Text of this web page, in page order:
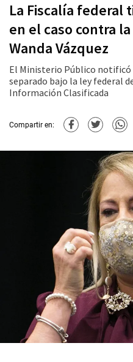
La Fiscalía federal
en el caso contra
Wanda Vázquez
El Ministerio Público notificó
separado bajo la ley federal
Información Clasificada
Compartir en: